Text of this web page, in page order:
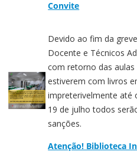
Convite
Devido ao fim da
Docente e Técnicos
com retorno das
estiverem com livros
impreterivelmente até
19 de julho todos
sanções.
Atenção! Biblioteca